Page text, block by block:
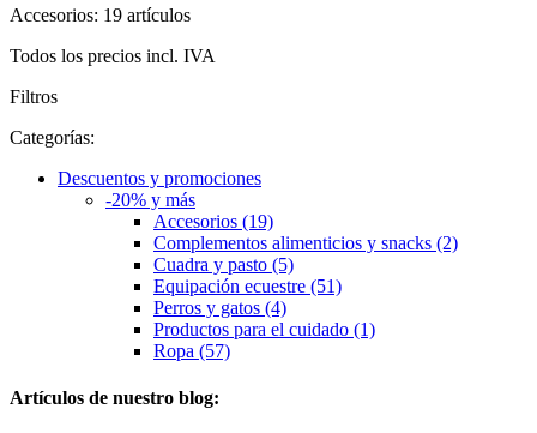
Accesorios: 19 artículos
Todos los precios incl. IVA
Filtros
Categorías:
Descuentos y promociones
-20% y más
Accesorios (19)
Complementos alimenticios y snacks (2)
Cuadra y pasto (5)
Equipación ecuestre (51)
Perros y gatos (4)
Productos para el cuidado (1)
Ropa (57)
Artículos de nuestro blog: